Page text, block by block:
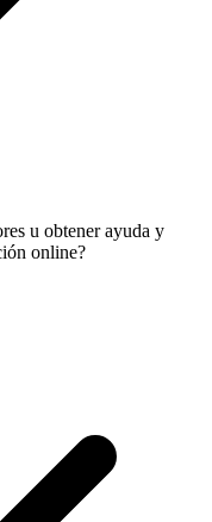
u obtener ayuda y
online?